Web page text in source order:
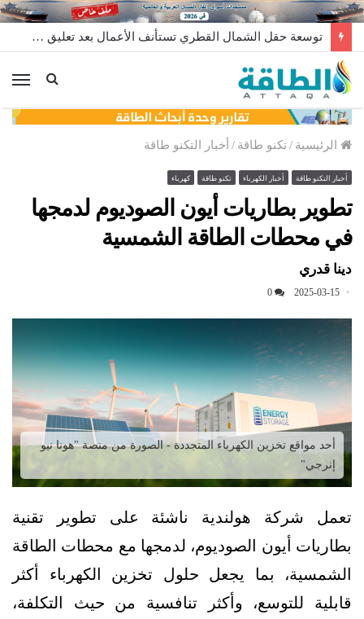
توسعة حقل الشمال القطري تستأنف الأعمال بعد تعليق مؤقت
الرئيسية /تكنو طاقة / أخبار التكنو طاقة
أخبار التكنو طاقة أخبار الكهرباء تكنو طاقة كهرباء
تطوير بطاريات أيون الصوديوم لدمجها
في محطات الطاقة الشمسية
دينا قدري
2025-03-15
0
أحد مواقع تخزين الكهرباء المتجددة - الصورة من منصة "هونا نيو
إنرجي"
تعمل شركة هولندية ناشئة على تطوير تقنية
بطاريات أيون الصوديوم، لدمجها مع محطات الطاقة
الشمسية، بما يجعل حلول تخزين الكهرباء أكثر
قابلية للتوسع، وأكثر تنافسية من حيث التكلفة،